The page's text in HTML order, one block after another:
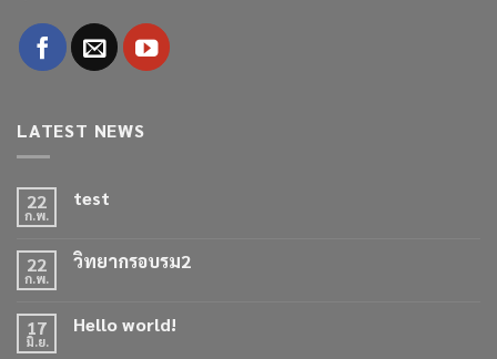
LATEST NEWS
22
ก.พ.
test
22
ก.พ.
วิทยากรอบรม2
17
มิ.ย.
Hello world!